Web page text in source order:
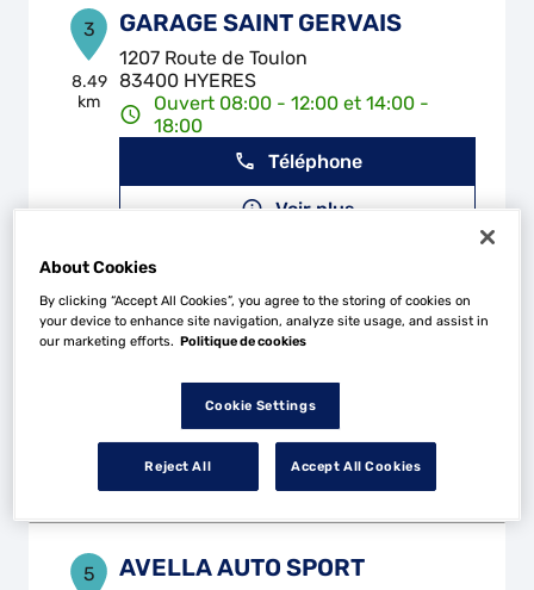
3
8.49
km
GARAGE SAINT GERVAIS
1207 Route de Toulon
83400 HYERES
Ouvert 08:00 - 12:00 et 14:00 -
18:00
Téléphone
Voir plus
4 KF AUTO
92 Avenue Ganzin
Fermé aujourd'hui
Voir plus
5 AVELLA AUTO SPORT
About Cookies
By clicking “Accept All Cookies”, you agree to the storing of cookies on
your device to enhance site navigation, analyze site usage, and assist in
our marketing efforts. Politique de cookies
Cookie Settings
Reject All Accept All Cookies